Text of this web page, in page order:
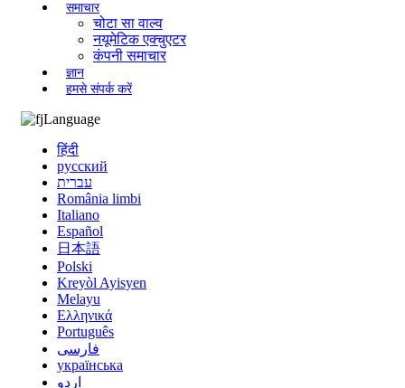
समाचार
चोटा सा वाल्व
नयूमेटिक एक्चुएटर
कंपनी समाचार
ज्ञान
हमसे संपर्क करें
Language
हिंदी
русский
עברית
România limbi
Italiano
Español
日本語
Polski
Kreyòl Ayisyen
Melayu
Ελληνικά
Português
فارسی
українська
اردو